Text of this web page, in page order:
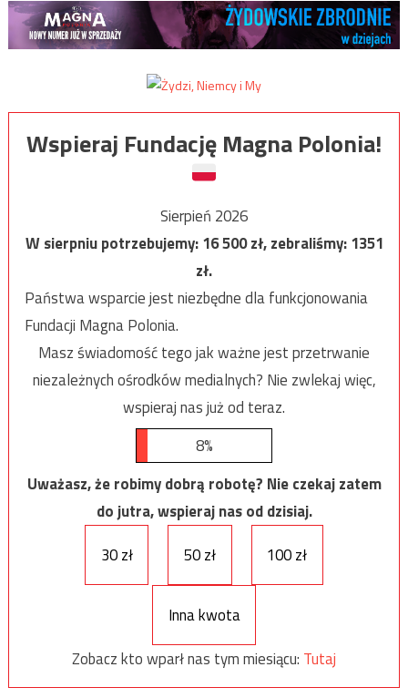
Wspieraj Fundację Magna Polonia!
Sierpień 2026
W sierpniu potrzebujemy:16 500zł, zebraliśmy:1351
zł.
Państwa wsparcie jest niezbędne dla funkcjonowania
Fundacji Magna Polonia.
Masz świadomość tego jak ważne jest przetrwanie
niezależnych ośrodków medialnych? Nie zwlekaj więc,
wspieraj nas już od teraz.
8%
Uważasz, że robimy dobrą robotę? Nie czekaj zatem
do jutra, wspieraj nas od dzisiaj.
30 zł
50 zł 100 zł
Inna kwota
Zobacz kto wparł nas tym miesiącu: Tutaj